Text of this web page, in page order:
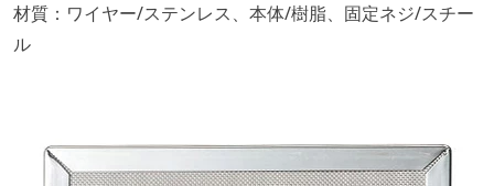
材質：ワイヤー/ステンレス、本体/樹脂、固定ネジ/スチー
ル